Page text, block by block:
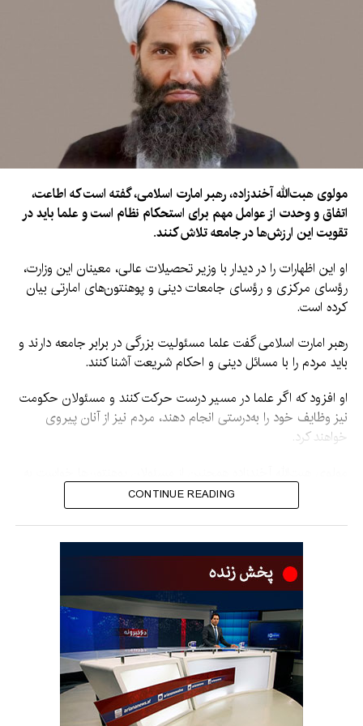
مولوی هبت‌الله آخندزاده، رهبر امارت اسلامی، گفته است که اطاعت،
اتفاق و وحدت از عوامل مهم برای استحکام نظام است و علما باید در
تقویت این ارزش‌ها در جامعه تلاش کنند.
او این اظهارات را در دیدار با وزیر تحصیلات عالی، معینان این وزارت،
رؤسای مرکزی و رؤسای جامعات دینی و پوهنتون‌های امارتی بیان
کرده است.
رهبر امارت اسلامی گفت علما مسئولیت بزرگی در برابر جامعه دارند و
باید مردم را با مسائل دینی و احکام شریعت آشنا کنند.
او افزود که اگر علما در مسیر درست حرکت کنند و مسئولان حکومت
نیز وظایف خود را به‌درستی انجام دهند، مردم نیز از آنان پیروی
خواهند کرد.
آموزش و تربیت محصلان توجه جدی داشته باشند و آنان را در کنار
آموزش‌های علمی، با مسائل دینی نیز آشنا کنند.
او گفت محصلان در آینده در بخش‌های مختلف حکومت و جامعه، از
جمله طب، انجنیری و سایر بخش‌ها، مسئولیت خواهند داشت و
مسئولان پوهنتون‌ها باید برای تربیت آنان تلاش بیشتری کنند.
CONTINUE READING